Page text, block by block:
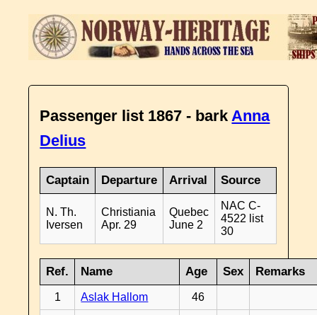
Passenger list 1867 - barkAnna
Delius
Captain Departure Arrival Source
N. Th.
Iversen
Christiania
Apr. 29
Quebec
June 2
NAC C-
4522 list
30
Ref. Name Age Sex Remarks
1 Aslak Hallom 46